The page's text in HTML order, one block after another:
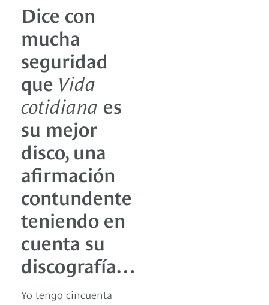
Dice con
mucha
seguridad
que Vida
cotidiana es
su mejor
disco, una
afirmación
contundente
teniendo en
cuenta su
discografía…
Yo tengo cincuenta